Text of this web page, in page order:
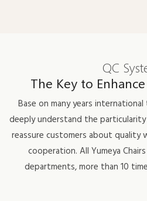
QC
The Key to
Base on many years
deeply understand the
reassure customers about
cooperation. All Yumeya
departments, more than 10